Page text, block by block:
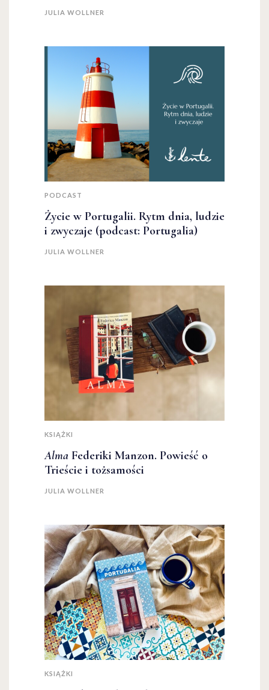
JULIA WOLLNER
PODCAST
Życie w Portugalii. Rytm dnia, ludzie
i zwyczaje (podcast: Portugalia)
JULIA WOLLNER
KSIĄŻKI
Alma Federiki Manzon. Powieść o
Trieście i tożsamości
JULIA WOLLNER
KSIĄŻKI